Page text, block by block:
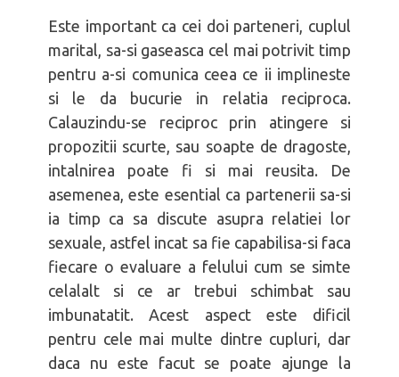
Este important ca cei doi parteneri, cuplul
marital, sa-si gaseasca cel mai potrivit timp
pentru a-si comunica ceea ce ii implineste
si le da bucurie in relatia reciproca.
Calauzindu-se reciproc prin atingere si
propozitii scurte, sau soapte de dragoste,
intalnirea poate fi si mai reusita. De
asemenea, este esential ca partenerii sa-si
ia timp ca sa discute asupra relatiei lor
sexuale, astfel incat sa fie capabilisa-si faca
fiecare o evaluare a felului cum se simte
celalalt si ce ar trebui schimbat sau
imbunatatit. Acest aspect este dificil
pentru cele mai multe dintre cupluri, dar
daca nu este facut se poate ajunge la